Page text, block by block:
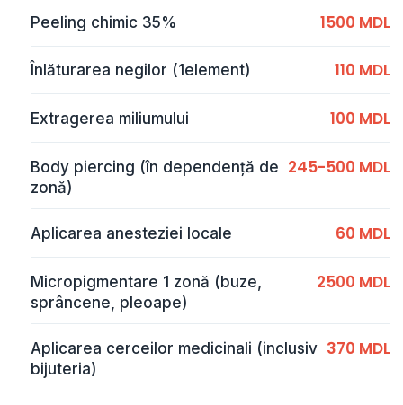
Peeling chimic 35% 1500 MDL
Înlăturarea negilor (1element) 110 MDL
Extragerea miliumului 100 MDL
Body piercing (în dependență de
zonă)
245-500 MDL
Aplicarea anesteziei locale 60 MDL
Micropigmentare 1 zonă (buze,
sprâncene, pleoape)
2500 MDL
Aplicarea cerceilor medicinali (inclusiv
bijuteria)
370 MDL